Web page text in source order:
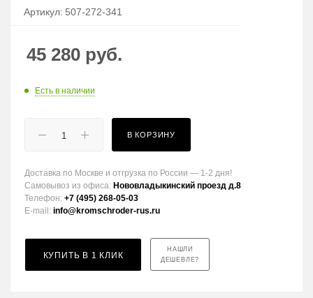
Артикул: 507-272-341
45 280 руб.
Есть в наличии
В КОРЗИНУ
Доставка по Москве и отгрузка по России — 1-2 дня!
Самовывоз из офиса: Нововладыкинский проезд д.8
Телефон: +7 (495) 268-05-03
E-mail: info@kromschroder-rus.ru
КУПИТЬ В 1 КЛИК
НАШЛИ
ДЕШЕВЛЕ?